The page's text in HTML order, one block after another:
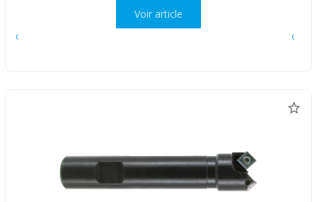
Voir article